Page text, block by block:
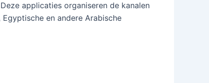
applicaties organiseren de kanalen
en andere Arabische